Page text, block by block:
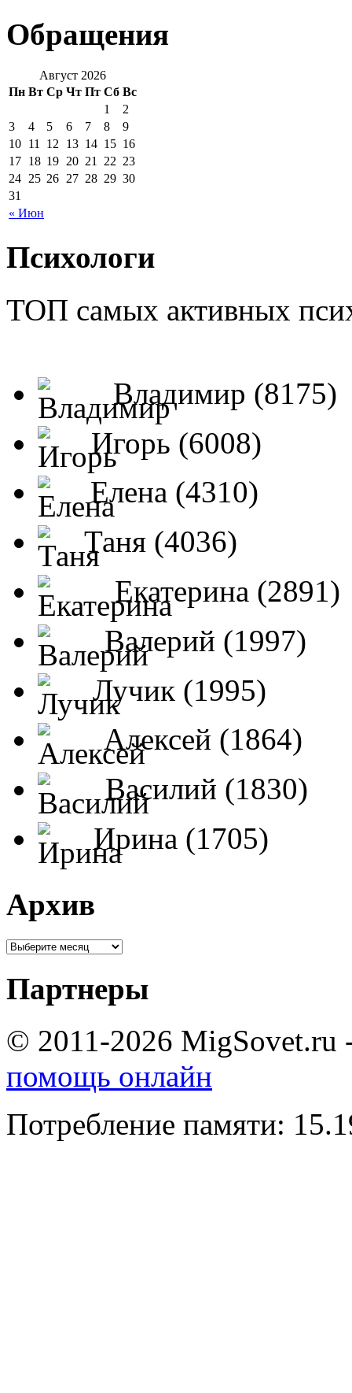
Обращения
Август 2026
Пн Вт Ср Чт Пт Сб Вс
« Июн
1
2
3
4 5 6 7 8
9
10 11 12 13 14 15 16
17 18 19 20 21 22 23
24 25 26 27 28 29 30
31
Психологи
ТОП самых активных
Владимир (8175)
Игорь (6008)
Елена (4310)
Таня (4036)
Екатерина (2891)
Валерий (1997)
Лучик (1995)
Алексей (1864)
Василий (1830)
Ирина (1705)
Архив
Партнеры
© 2011-2026 MigSovet.ru
помощь онлайн
Потребление памяти: